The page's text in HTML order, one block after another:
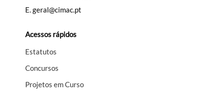
E.geral@cimac.pt
Acessos rápidos
Estatutos
Concursos
Projetos em Curso